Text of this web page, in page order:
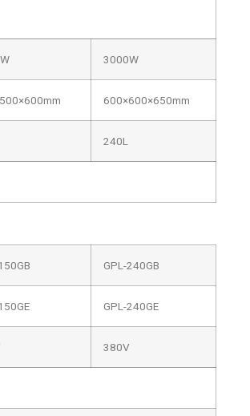
3000W
600×600×650mm
240L
GPL-240GB
GPL-240GE
380V